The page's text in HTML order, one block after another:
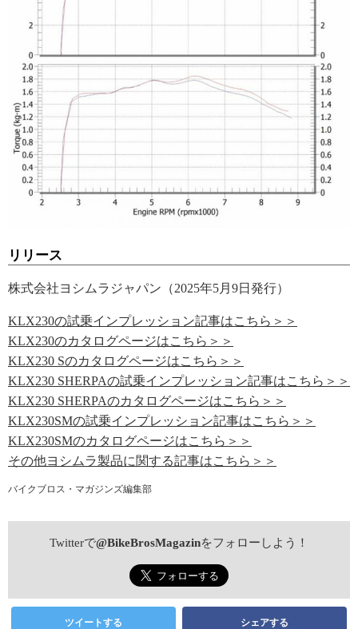
リリース
株式会社ヨシムラジャパン（2025年5月9日発行）
KLX230の試乗インプレッション記事はこちら＞＞
KLX230のカタログページはこちら＞＞
KLX230 Sのカタログページはこちら＞＞
KLX230 SHERPAの試乗インプレッション記事はこちら＞＞
KLX230 SHERPAのカタログページはこちら＞＞
KLX230SMの試乗インプレッション記事はこちら＞＞
KLX230SMのカタログページはこちら＞＞
その他ヨシムラ製品に関する記事はこちら＞＞
バイクブロス・マガジンズ編集部
Twitterで@BikeBrosMagazinをフォローしよう！
ツイートする シェアする